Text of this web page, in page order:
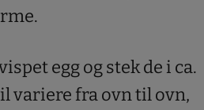
egg og stek de i ca.
variere fra ovn til ovn,